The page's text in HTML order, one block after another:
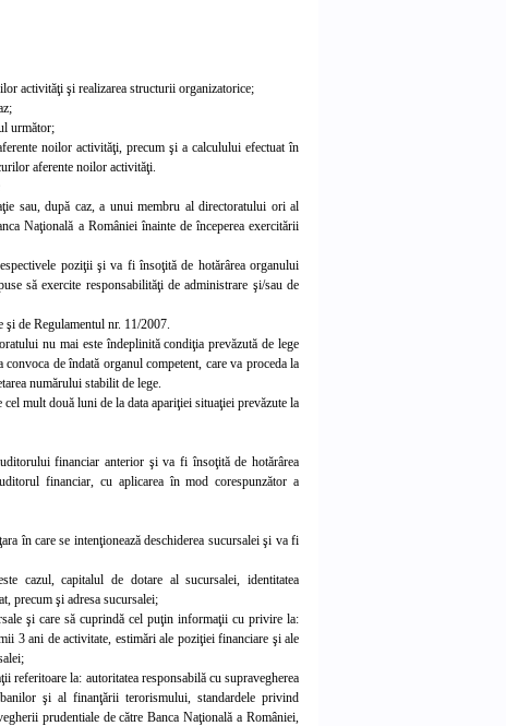
activităţi şi realizarea structurii organizatorice;
următor;
noilor activităţi, precum şi a calculului efectuat în
aferente noilor activităţi.
sau, după caz, a unui membru al directoratului ori al
Naţională a României înainte de începerea exercitării
poziţii şi va fi însoţită de hotărârea organului
să exercite responsabilităţi de administrare şi/sau de
de Regulamentul nr. 11/2007.
nu mai este îndeplinită condiţia prevăzută de lege
de îndată organul competent, care va proceda la
numărului stabilit de lege.
mult două luni de la data apariţiei situaţiei prevăzute la
financiar anterior şi va fi însoţită de hotărârea
financiar, cu aplicarea în mod corespunzător a
în care se intenţionează deschiderea sucursalei şi va fi
cazul, capitalul de dotare al sucursalei, identitatea
precum şi adresa sucursalei;
şi care să cuprindă cel puţin informaţii cu privire la:
3 ani de activitate, estimări ale poziţiei financiare şi ale
la: autoritatea responsabilă cu supravegherea
şi al finanţării terorismului, standardele privind
prudentiale de către Banca Naţională a României,